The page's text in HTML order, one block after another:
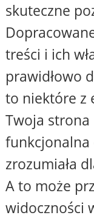
skuteczne
treści i ich
prawidłowo
to niektóre z
Twoja
zrozumiała
A to może
widoczności